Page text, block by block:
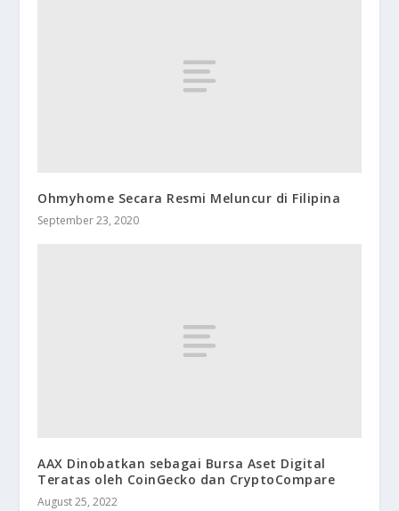
Ohmyhome Secara Resmi Meluncur di Filipina
September 23, 2020
AAX Dinobatkan sebagai Bursa Aset Digital
Teratas oleh CoinGecko dan CryptoCompare
August 25, 2022